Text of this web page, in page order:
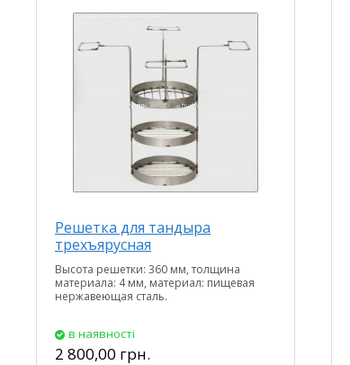
Решетка для тандыра
трехъярусная
Высота решетки: 360 мм, толщина
материала: 4 мм, материал: пищевая
нержавеющая сталь.
в наявності
2 800,00 грн.